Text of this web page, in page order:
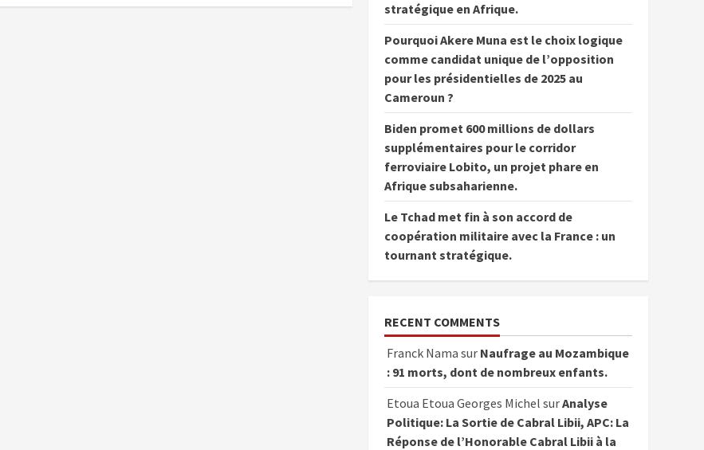
stratégique en Afrique.
Pourquoi Akere Muna est le choix logique
comme candidat unique de l’opposition
pour les présidentielles de 2025 au
Cameroun ?
Biden promet 600 millions de dollars
supplémentaires pour le corridor
ferroviaire Lobito, un projet phare en
Afrique subsaharienne.
Le Tchad met fin à son accord de
coopération militaire avec la France : un
tournant stratégique.
RECENT COMMENTS
Franck Nama sur Naufrage au Mozambique
: 91 morts, dont de nombreux enfants.
Etoua Etoua Georges Michel surAnalyse
Politique: La Sortie de Cabral Libii, APC: La
Réponse de l’Honorable Cabral Libii à la